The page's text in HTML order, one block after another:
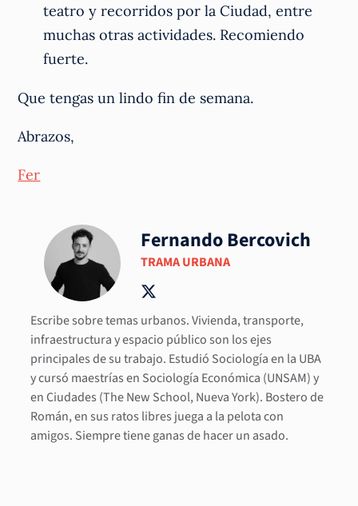
teatro y recorridos por la Ciudad, entre
muchas otras actividades. Recomiendo
fuerte.
Que tengas un lindo fin de semana.
Abrazos,
Fer
Fernando Bercovich
TRAMA URBANA
Escribe sobre temas urbanos. Vivienda, transporte,
infraestructura y espacio público son los ejes
principales de su trabajo. Estudió Sociología en la UBA
y cursó maestrías en Sociología Económica (UNSAM) y
en Ciudades (The New School, Nueva York). Bostero de
Román, en sus ratos libres juega a la pelota con
amigos. Siempre tiene ganas de hacer un asado.